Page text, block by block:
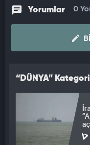
Yorumlar 0
“DÜNYA”